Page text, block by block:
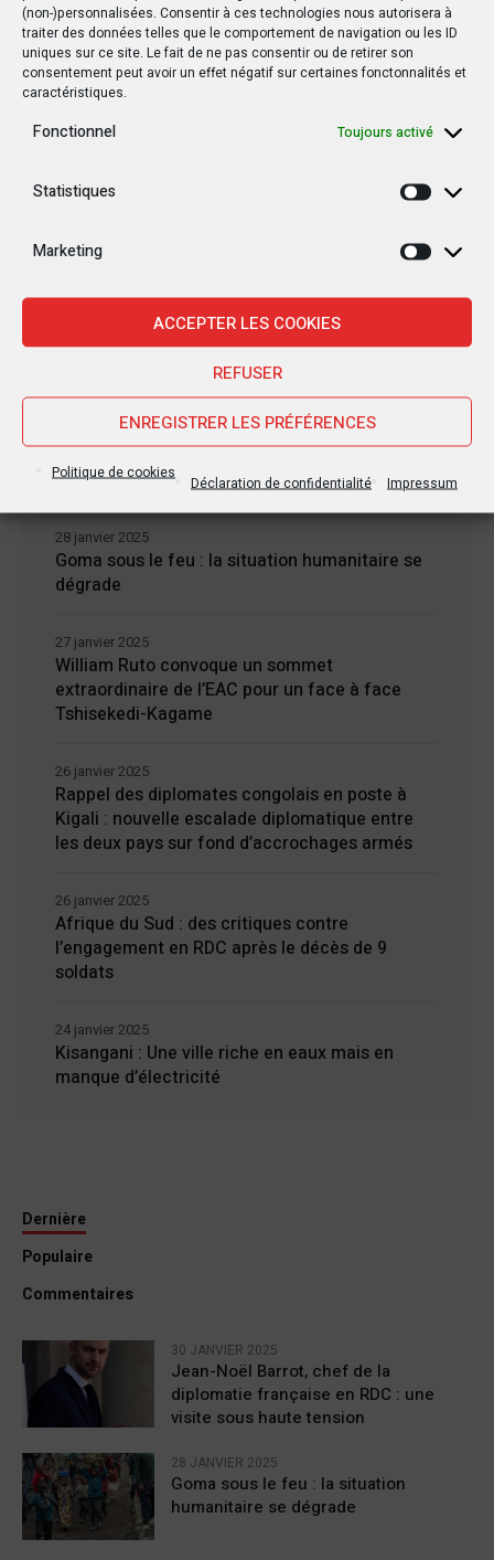
(non-)personnalisées. Consentir à ces technologies nous autorisera à
traiter des données telles que le comportement de navigation ou les ID
uniques sur ce site. Le fait de ne pas consentir ou de retirer son
consentement peut avoir un effet négatif sur certaines fonctonnalités et
caractéristiques.
Fonctionnel Toujours activé
Statistiques
Marketing
ACCEPTER LES COOKIES
REFUSER
ENREGISTRER LES PRÉFÉRENCES
Politique de cookies
Déclaration de confidentialité Impressum
Nouvelles Récentes
Jean-Noël Barrot, chef de la diplomatie
française en RDC : une visite sous haute
tension
Goma sous le feu : la situation humanitaire se
dégrade
28 janvier 2025
William Ruto convoque un sommet
extraordinaire de l’EAC pour un face à face
Tshisekedi-Kagame
27 janvier 2025
Rappel des diplomates congolais en poste à
Kigali : nouvelle escalade diplomatique entre
les deux pays sur fond d’accrochages armés
26 janvier 2025
Afrique du Sud : des critiques contre
l’engagement en RDC après le décès de 9
soldats
26 janvier 2025
Kisangani : Une ville riche en eaux mais en
manque d’électricité
24 janvier 2025
Dernière
Populaire
Commentaires
30 JANVIER 2025
Jean-Noël Barrot, chef de la
diplomatie française en RDC : une
visite sous haute tension
28 JANVIER 2025
Goma sous le feu : la situation
humanitaire se dégrade